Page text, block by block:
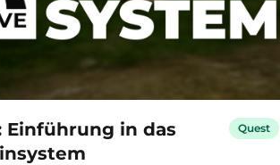
Einführung in das
Quest